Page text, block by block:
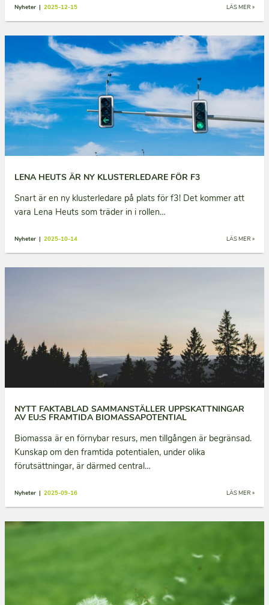
LÄS MER »
Nyheter | 2025-12-15
LENA HEUTS ÄR NY KLUSTERLEDARE FÖR F3
Snart är en ny klusterledare på plats för f3! Det kommer att
vara Lena Heuts som träder in i rollen…
LÄS MER »
Nyheter | 2025-10-14
NYTT FAKTABLAD SAMMANSTÄLLER UPPSKATTNINGAR
AV EU:S FRAMTIDA BIOMASSAPOTENTIAL
Biomassa är en förnybar resurs, men tillgången är begränsad.
Kunskap om den framtida potentialen, under olika
förutsättningar, är därmed central…
LÄS MER »
Nyheter | 2025-09-16